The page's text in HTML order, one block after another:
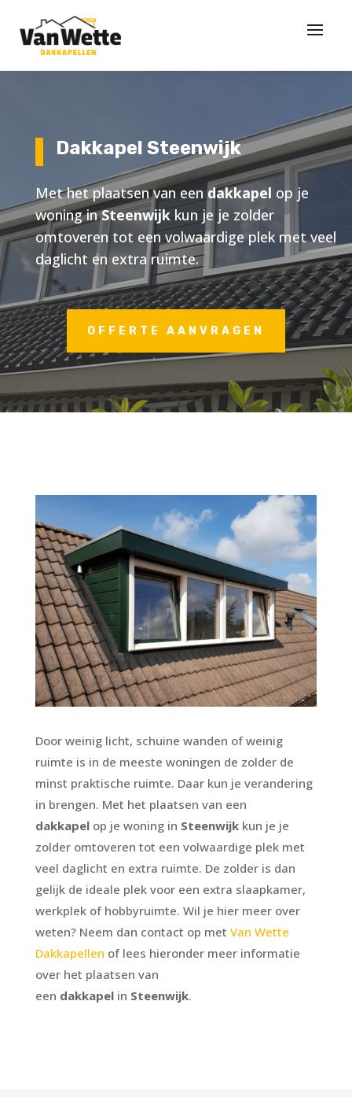
Dakkapel Steenwijk
Met het plaatsen van eendakkapel op je
woning inSteenwijk kun je je zolder
omtoveren tot een volwaardige plek met veel
daglicht en extra ruimte.
OFFERTE AANVRAGEN
Door weinig licht, schuine wanden of weinig
ruimte is in de meeste woningen de zolder de
minst praktische ruimte. Daar kun je verandering
in brengen. Met het plaatsen van een
dakkapel op je woning in Steenwijk kun je je
zolder omtoveren tot een volwaardige plek met
veel daglicht en extra ruimte. De zolder is dan
gelijk de ideale plek voor een extra slaapkamer,
werkplek of hobbyruimte. Wil je hier meer over
weten? Neem dan contact op met Van Wette
Dakkapellen of lees hieronder meer informatie
over het plaatsen van
een dakkapel in Steenwijk.